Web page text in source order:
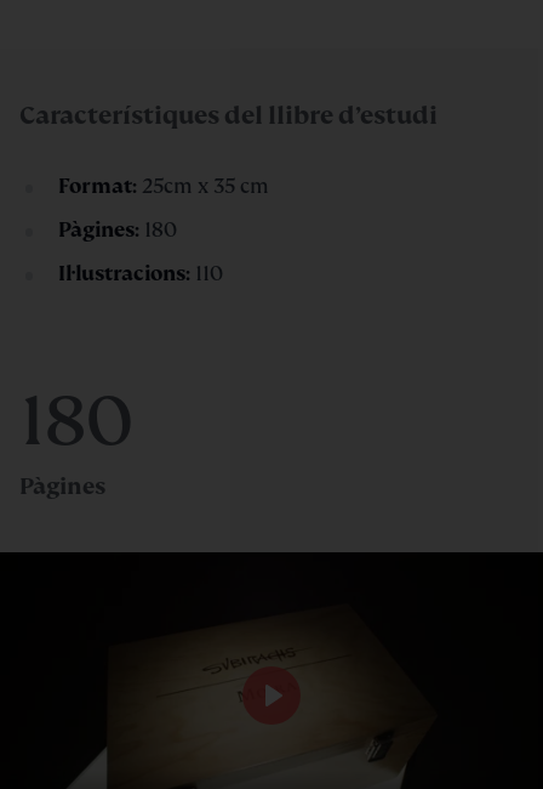
Característiques del llibre d’estudi
Format: 25cm x 35 cm
Pàgines: 180
Il·lustracions: 110
180
Pàgines